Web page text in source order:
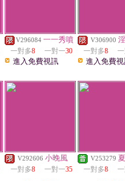
V296084 一一秀噴
一對多8 一對一30
進入免費視訊
V306900
一對多8
進入免費
V292606 小晚風
一對多8 一對一35
V253279
一對多8